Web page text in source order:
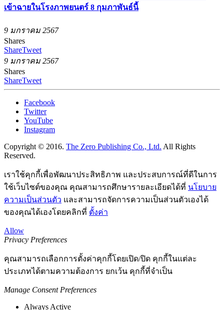
เข้าฉายในโรงภาพยนตร์ 8 กุมภาพันธ์นี้
9 มกราคม 2567
Shares
ShareTweet
9 มกราคม 2567
Shares
ShareTweet
Facebook
Twitter
YouTube
Instagram
Copyright © 2016. The Zero Publishing Co., Ltd. All Rights
Reserved.
เราใช้คุกกี้เพื่อพัฒนาประสิทธิภาพ และประสบการณ์ที่ดีในการ
ใช้เว็บไซต์ของคุณ คุณสามารถศึกษารายละเอียดได้ที่ นโยบาย
ความเป็นส่วนตัว และสามารถจัดการความเป็นส่วนตัวเองได้
ของคุณได้เองโดยคลิกที่ ตั้งค่า
Allow
Privacy Preferences
คุณสามารถเลือกการตั้งค่าคุกกี้โดยเปิด/ปิด คุกกี้ในแต่ละ
ประเภทได้ตามความต้องการ ยกเว้น คุกกี้ที่จำเป็น
Manage Consent Preferences
Always Active